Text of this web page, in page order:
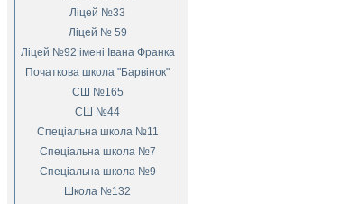
Ліцей №33
Ліцей № 59
Ліцей №92 імені Івана Франка
Початкова школа "Барвінок"
СШ №165
СШ №44
Спеціальна школа №11
Спеціальна школа №7
Спеціальна школа №9
Школа №132